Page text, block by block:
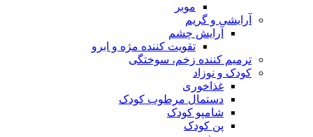
آرایشی و گریم
آرایش چشم
تقویت کننده مژه و ابرو
ترمیم کننده زخم، سوختگی
کودک و نوزاد
غذاخوری
دستمال مرطوب کودک
شامپو کودک
پن کودک